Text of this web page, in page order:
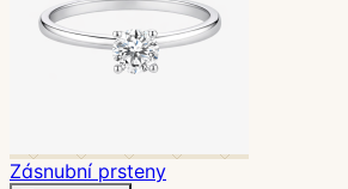
Zásnubní prsteny